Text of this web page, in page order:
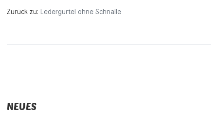
Zurück zu: Ledergürtel ohne Schnalle
NEUES